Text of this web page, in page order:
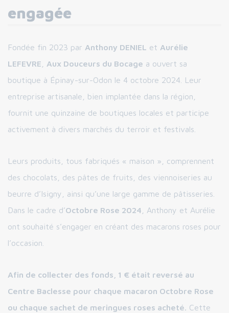
engagée
Fondée fin 2023 par Anthony DENIEL et Aurélie
LEFEVRE
Aux Douceurs du Bocage a ouvert sa
boutique à Épinay-sur-Odon le 4 octobre 2024. Leur
entreprise artisanale, bien implantée dans la région,
fournit une quinzaine de boutiques locales et participe
activement à divers marchés du terroir et festivals.
Leurs produits, tous fabriqués « maison », comprennent
des chocolats, des pâtes de fruits, des viennoiseries au
beurre d’Isigny, ainsi qu’une large gamme de pâtisseries.
Dans le cadre d’Octobre Rose 2024 , Anthony et Aurélie
ont souhaité s’engager en créant des macarons roses pour
l’occasion.
Afin de collecter des fonds, 1 € était reversé au
Centre Baclesse pour chaque macaron Octobre Rose
ou chaque sachet de meringues roses acheté. Cette